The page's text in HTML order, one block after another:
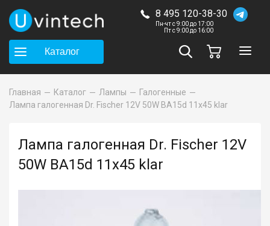
8 495 120-38-30
Пн-чт с 9:00 до 17:00
Пт с 9:00 до 16:00
Каталог
Главная Каталог Лампы
Галогенные
Лампа галогенная Dr. Fischer 12V 50W BA15d 11x45 klar
Лампа галогенная Dr. Fischer 12V
50W BA15d 11x45 klar